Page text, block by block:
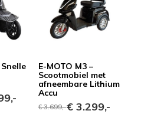
betrouwbare en gebruiksvriendelijke
scootmobiel.
E-MOTO M3 –
Scootmobiel met
afneembare Lithium
Accu
€ 3.699,-€ 3.299,-